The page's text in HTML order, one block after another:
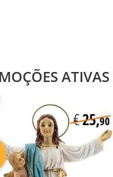
ATIVAS